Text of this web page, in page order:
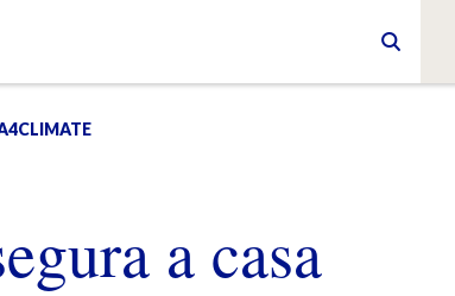
a casa